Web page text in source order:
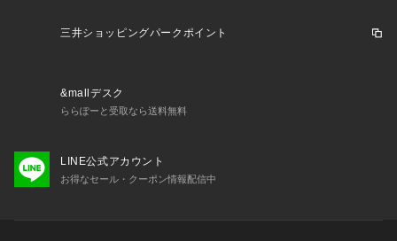
・ご自宅でのお洗濯の際は、洗濯方法を十分ご確認の上、やさ
三井ショッピングパークポイント
&mallデスク
ららぽーと受取なら送料無料
LINE公式アカウント
お得なセール・クーポン情報配信中